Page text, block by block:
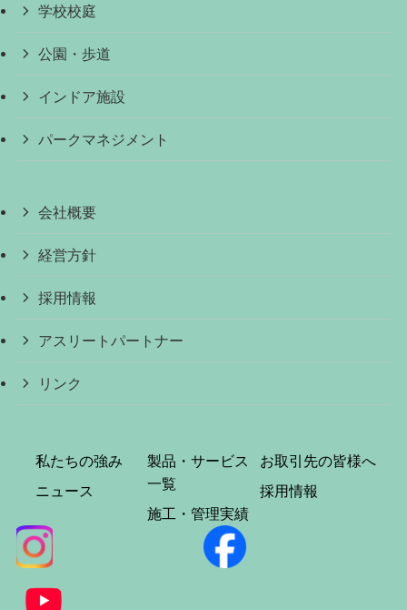
学校校庭
公園・歩道
インドア施設
パークマネジメント
会社概要
経営方針
採用情報
アスリートパートナー
リンク
私たちの強み
ニュース
製品・サービス
一覧
施工・管理実績
お取引先の皆様へ
採用情報